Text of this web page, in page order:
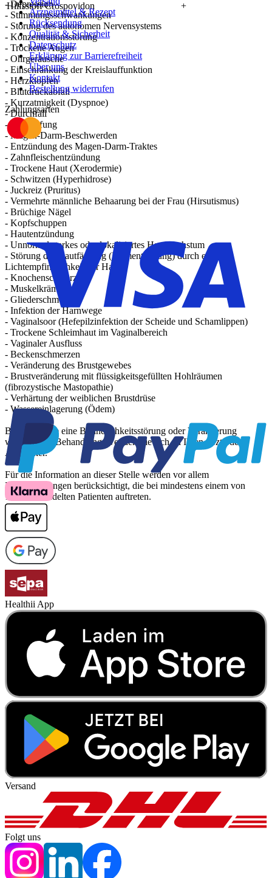
- Depression
- Stimmungsschwankungen
- Störung des autonomen Nervensystems
- Konzentrationsstörung
- Trockene Augen
- Ohrgeräusche
- Einschränkung der Kreislauffunktion
- Herzklopfen
- Blutdruckabfall
- Kurzatmigkeit (Dyspnoe)
- Durchfall
- Verstopfung
- Magen-Darm-Beschwerden
- Entzündung des Magen-Darm-Traktes
- Zahnfleischentzündung
- Trockene Haut (Xerodermie)
- Schwitzen (Hyperhidrose)
- Juckreiz (Pruritus)
- Vermehrte männliche Behaarung bei der Frau (Hirsutismus)
- Brüchige Nägel
- Kopfschuppen
- Hautentzündung
- Unnormal starkes oder lokalisiertes Haarwachstum
- Störung der Hautfärbung (Pigmentstörung) durch erhöhte
Lichtempfindlichkeit der Haut
- Knochenschmerzen
- Muskelkrämpfe
- Gliederschmerzen
- Infektion der Harnwege
- Vaginalsoor (Hefepilzinfektion der Scheide und Schamlippen)
- Trockene Schleimhaut im Vaginalbereich
- Vaginaler Ausfluss
- Beckenschmerzen
- Veränderung des Brustgewebes
- Brustveränderung mit flüssigkeitsgefüllten Hohlräumen
(fibrozystische Mastopathie)
- Verhärtung der weiblichen Brustdrüse
- Wassereinlagerung (Ödem)
Bemerken Sie eine Befindlichkeitsstörung oder Veränderung
während der Behandlung, wenden Sie sich an Ihren Arzt oder
Apotheker.
Für die Information an dieser Stelle werden vor allem
Nebenwirkungen berücksichtigt, die bei mindestens einem von
1.000 behandelten Patienten auftreten.
Hilfsstoff Crospovidon
+
Arzneimittel & Rezept
Rücksendung
Qualität & Sicherheit
Datenschutz
Erklärung zur Barrierefreiheit
Über uns
Kontakt
Bestellung widerrufen
Zahlungsarten
Healthii App
Versand
Folgt uns